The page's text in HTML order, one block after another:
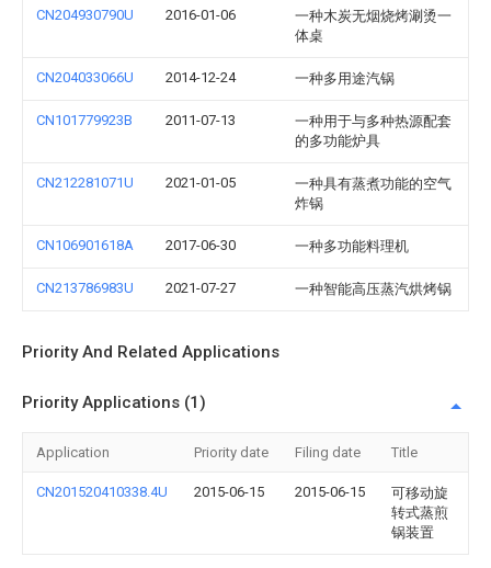
CN204930790U 2016-01-06
一种木炭无烟烧烤涮烫一
体桌
CN204033066U 2014-12-24 一种多用途汽锅
CN101779923B 2011-07-13
一种用于与多种热源配套
的多功能炉具
CN212281071U 2021-01-05
一种具有蒸煮功能的空气
炸锅
CN106901618A 2017-06-30 一种多功能料理机
CN213786983U 2021-07-27 一种智能高压蒸汽烘烤锅
Priority And Related Applications
Priority Applications (1)
Application Priority date Filing date Title
CN201520410338.4U 2015-06-15 2015-06-15
可移动旋
转式蒸煎
锅装置